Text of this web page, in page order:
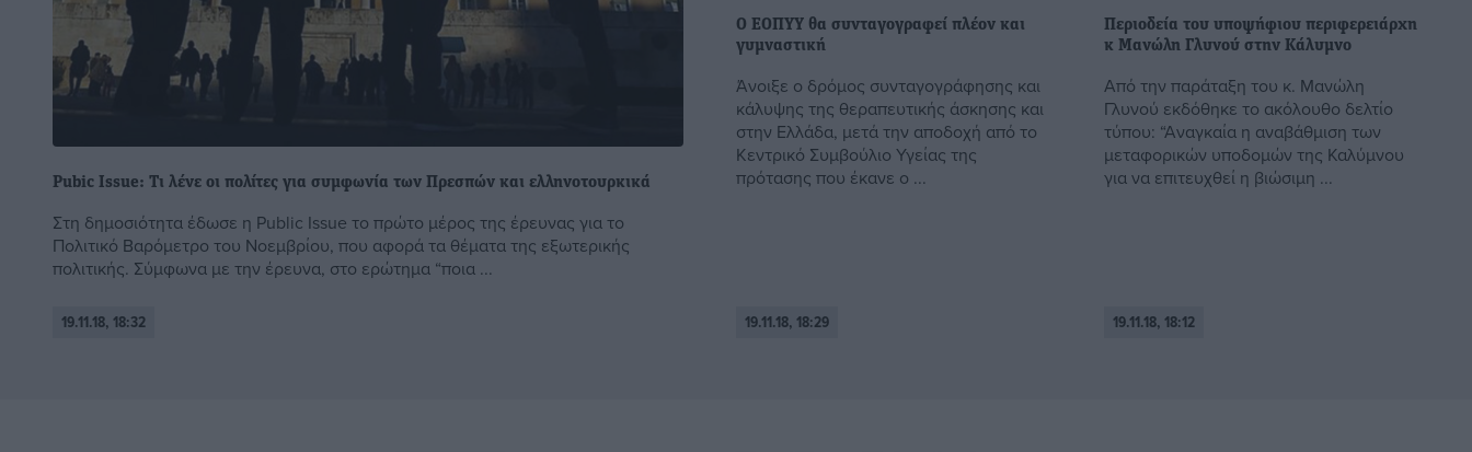
Pubic Issue: Τι λένε οι πολίτες για συμφωνία των Πρεσπών και ελληνοτουρκικά
Στη δημοσιότητα έδωσε η Public Issue το πρώτο μέρος της έρευνας για το
Πολιτικό Βαρόμετρο του Νοεμβρίου, που αφορά τα θέματα της εξωτερικής
πολιτικής. Σύμφωνα με την έρευνα, στο ερώτημα “ποια ...
19.11.18, 18:32
Ο ΕΟΠΥΥ θα συνταγογραφεί πλέον και
γυμναστική
Άνοιξε ο δρόμος συνταγογράφησης και
κάλυψης της θεραπευτικής άσκησης και
στην Ελλάδα, μετά την αποδοχή από το
Κεντρικό Συμβούλιο Υγείας της
πρότασης που έκανε ο ...
19.11.18, 18:29
Περιοδεία του υποψήφιου περιφερειάρχη
κ Μανώλη Γλυνού στην Κάλυμνο
Από την παράταξη του κ. Μανώλη
Γλυνού εκδόθηκε το ακόλουθο δελτίο
τύπου: “Αναγκαία η αναβάθμιση των
μεταφορικών υποδομών της Καλύμνου
για να επιτευχθεί η βιώσιμη ...
19.11.18, 18:12